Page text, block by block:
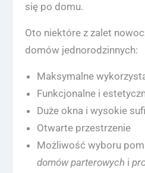
się po domu.
Oto niektóre z zalet
domów jednorodzinnych:
Maksymalne
Funkcjonalne i
Duże okna i wysokie
Otwarte przestrzenie
Możliwość wyboru
domów parterowych i